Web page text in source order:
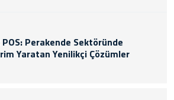
Perakende Sektöründe
Yaratan Yenilikçi Çözümler